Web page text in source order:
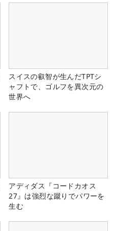
スイスの叡智が生んだTPTシ
ャフトで、ゴルフを異次元の
世界へ
アディダス『コードカオス
27』は強烈な蹴りでパワーを
生む